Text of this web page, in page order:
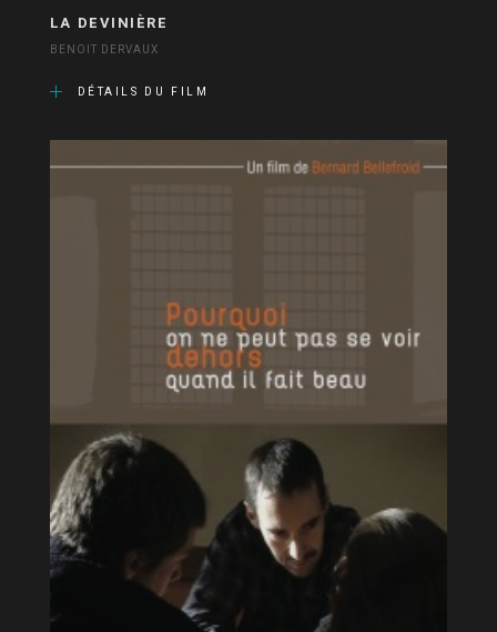
LA DEVINIÈRE
BENOIT DERVAUX
DÉTAILS DU FILM